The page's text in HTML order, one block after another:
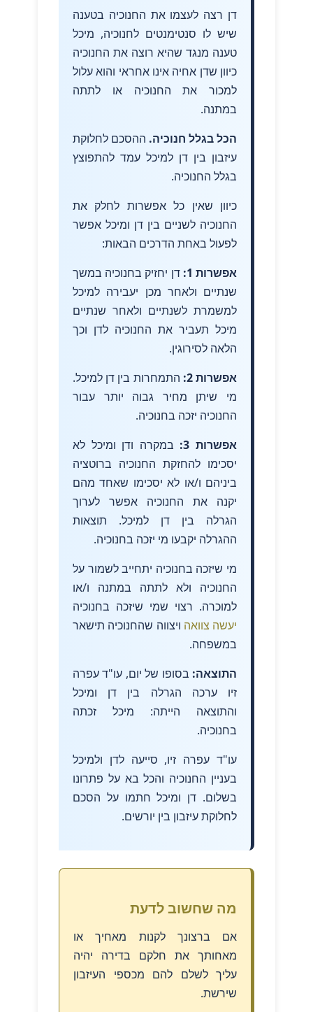
דן רצה לעצמו את החנוכיה בטענה
שיש לו סנטימנטים לחנוכיה, מיכל
טענה מנגד שהיא רוצה את החנוכיה
כיוון שדן אחיה אינו אחראי והוא עלול
למכור את החנוכיה או לתתה
במתנה.
הכל בגלל חנוכיה.ההסכם לחלוקת
עיזבון בין דן למיכל עמד להתפוצץ
בגלל החנוכיה.
כיוון שאין כל אפשרות לחלק את
החנוכיה לשניים בין דן ומיכל אפשר
לפעול באחת הדרכים הבאות:
אפשרות 1:
דן יחזיק בחנוכיה במשך
שנתיים ולאחר מכן יעבירה למיכל
למשמרת לשנתיים ולאחר שנתיים
מיכל תעביר את החנוכיה לדן וכך
הלאה לסירוגין.
אפשרות 2:
התמחרות בין דן למיכל.
מי שיתן מחיר גבוה יותר עבור
החנוכיה יזכה בחנוכיה.
אפשרות 3:
במקרה ודן ומיכל לא
יסכימו להחזקת החנוכיה ברוטציה
ביניהם ו/או לא יסכימו שאחד מהם
יקנה את החנוכיה אפשר לערוך
הגרלה בין דן למיכל. תוצאות
ההגרלה יקבעו מי יזכה בחנוכיה.
מי שיזכה בחנוכיה יתחייב לשמור על
החנוכיה ולא לתתה במתנה ו/או
למוכרה. רצוי שמי שיזכה בחנוכיה
יעשה צוואה ויצווה שהחנוכיה תישאר
במשפחה.
התוצאה:בסופו של יום, עו"ד עפרה
זיו ערכה הגרלה בין דן ומיכל
והתוצאה הייתה: מיכל זכתה
בחנוכיה.
עו"ד עפרה זיו, סייעה לדן ולמיכל
בעניין החנוכיה והכל בא על פתרונו
בשלום. דן ומיכל חתמו על הסכם
לחלוקת עיזבון בין יורשים.
מה שחשוב לדעת
אם ברצונך לקנות מאחיך או
מאחותך את חלקם בדירה יהיה
עליך לשלם להם מכספי העיזבון
שירשת.